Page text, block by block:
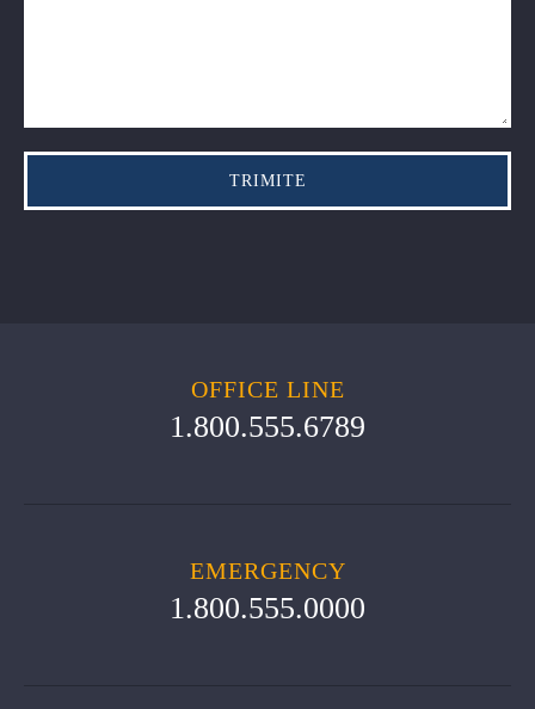
OFFICE LINE
1.800.555.6789
EMERGENCY
1.800.555.0000